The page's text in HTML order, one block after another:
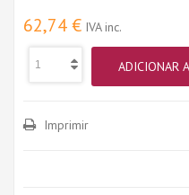
62,74 € IVA inc.
ADICIONAR
Imprimir